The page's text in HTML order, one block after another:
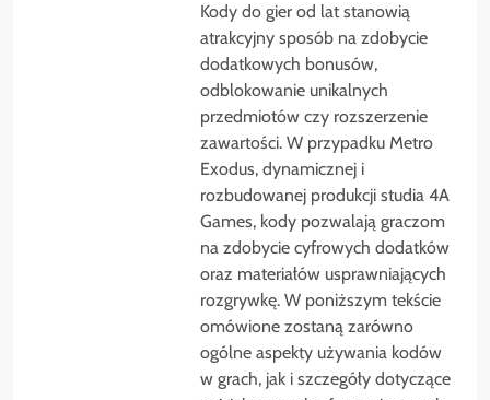
Kody do gier od lat stanowią
atrakcyjny sposób na zdobycie
dodatkowych bonusów,
odblokowanie unikalnych
przedmiotów czy rozszerzenie
zawartości. W przypadku Metro
Exodus, dynamicznej i
rozbudowanej produkcji studia 4A
Games, kody pozwalają graczom
na zdobycie cyfrowych dodatków
oraz materiałów usprawniających
rozgrywkę. W poniższym tekście
omówione zostaną zarówno
ogólne aspekty używania kodów
w grach, jak i szczegóły dotyczące